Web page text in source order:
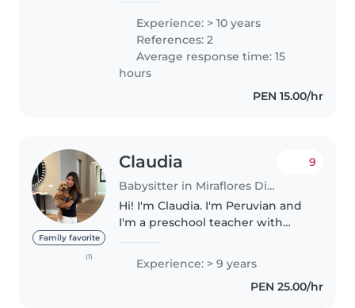
y postres para los peques.
Experience: > 10 years
References: 2
Average response time: 15
hours
PEN 15.00/hr
Family favorite
(1)
Claudia
Babysitter in Miraflores District
9
Hi! I'm Claudia. I'm Peruvian and
I'm a preschool teacher with
working with young children.
I'm looking for a part-time
babysitting job. I love spending..
Experience: > 9 years
PEN 25.00/hr